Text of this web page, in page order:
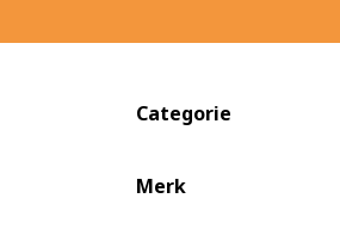
Categorie
Merk